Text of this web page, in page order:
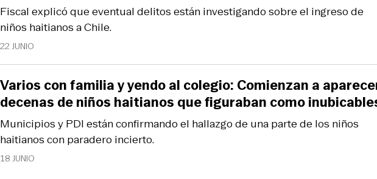
22 JUNIO
Fiscal explicó que eventual delitos están investigando sobre el ingreso de
niños haitianos a Chile.
18 JUNIO
Municipios y PDI están confirmando el hallazgo de una parte de los niños
haitianos con paradero incierto.
Varios con familia y yendo al colegio: Comienzan a
decenas de niños haitianos que figuraban como